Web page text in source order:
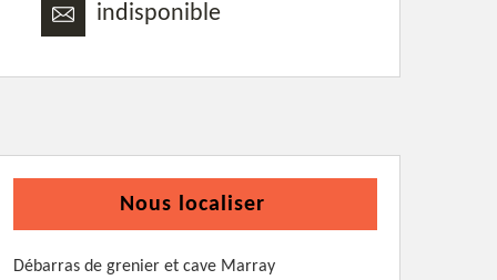
indisponible
Nous localiser
Débarras de grenier et cave Marray